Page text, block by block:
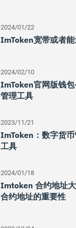
2024/01/22
ImToken宽带或者
2024/02/10
ImToken官网版钱
管理工具
2023/11/21
ImToken：数字货
工具
2024/01/18
Imtoken 合约地址
合约地址的重要性